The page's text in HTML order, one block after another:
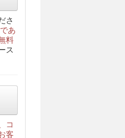
さ
あ
料
ス
コ
客